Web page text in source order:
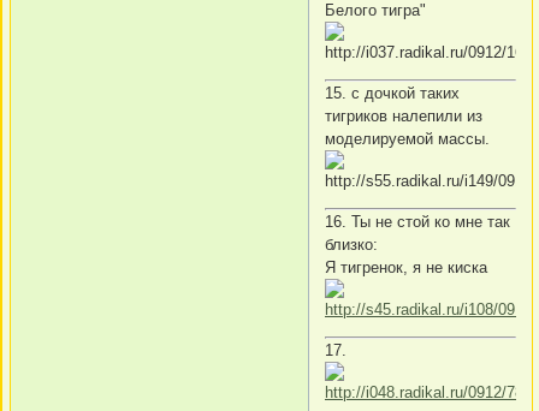
Белого тигра"
15. с дочкой таких
тигриков налепили из
моделируемой массы.
16. Ты не стой ко мне так
близко:
Я тигренок, я не киска
17.